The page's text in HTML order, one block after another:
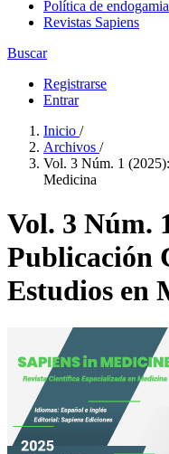
Política de
Revistas Sapiens
Buscar
Registrarse
Entrar
Inicio /
Archivos /
Vol. 3 Núm. 1
Medicina
Vol. 3 Núm.
Publicación
Estudios en